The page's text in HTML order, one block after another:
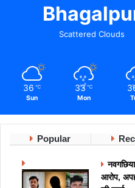
Scattered Clouds
36 ℃
Sun
33 ℃
Mon
Popular
आरोप,